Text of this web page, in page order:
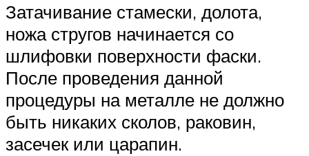
Затачивание стамески, долота,
ножа стругов начинается со
шлифовки поверхности фаски.
После проведения данной
процедуры на металле не должно
быть никаких сколов, раковин,
засечек или царапин.